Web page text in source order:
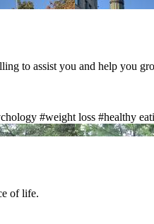
to assist you and help you
#weight loss #healthy
of life.